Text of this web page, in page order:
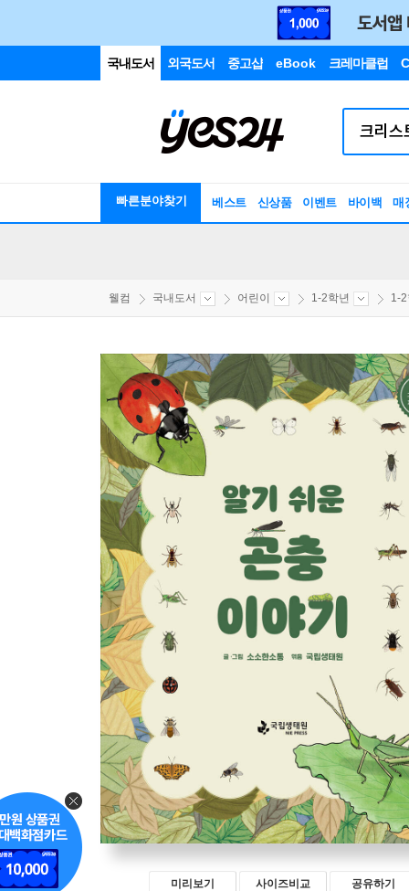
국내도서 외국도서 중고샵 eBook 크레마클럽
빠른분야찾기 베스트 신상품 이벤트 바이백 매
웰컴 국내도서 어린이 1-2학년 1-
미리보기 사이즈비교 공유하기